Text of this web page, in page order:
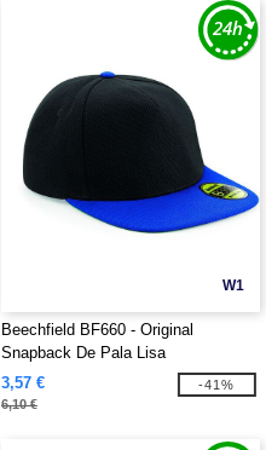
W1
Beechfield BF660 - Original
Snapback De Pala Lisa
3,57 €
6,10 €
-41%